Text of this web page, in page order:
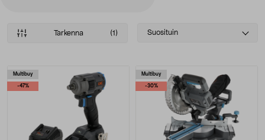
Tarkenna (1)
Select
Suosituin
Tuotteet
Multibuy
-47%
Multibuy
-30%